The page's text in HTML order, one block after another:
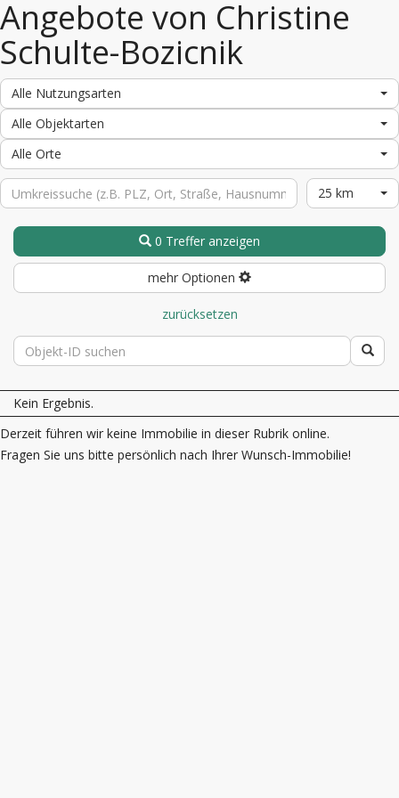
Angebote von Christine
Schulte-Bozicnik
Alle Nutzungsarten
Alle Objektarten
Alle Orte
25 km
0 Treffer anzeigen
mehr Optionen
zurücksetzen
Kein Ergebnis.
Derzeit führen wir keine Immobilie in dieser Rubrik online.
Fragen Sie uns bitte persönlich nach Ihrer Wunsch-Immobilie!